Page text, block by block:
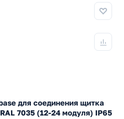
для соединения щитка
7035 (12-24 модуля) IP65